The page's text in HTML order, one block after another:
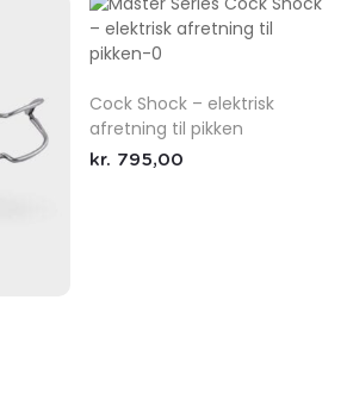
Cock Shock – elektrisk
afretning til pikken
kr. 795,00